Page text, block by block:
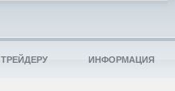
ТРЕЙДЕРУ ИНФОРМАЦИЯ